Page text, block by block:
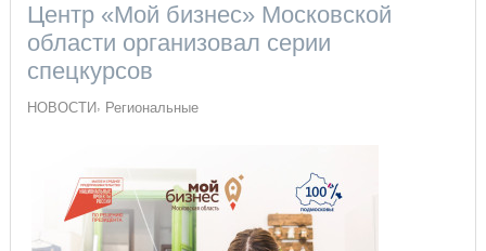
Центр «Мой бизнес» Московской
области организовал серии
спецкурсов
НОВОСТИ Региональные